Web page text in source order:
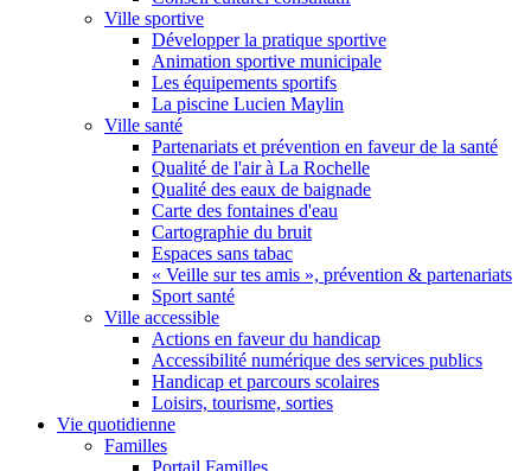
Ville sportive
Développer la pratique sportive
Animation sportive municipale
Les équipements sportifs
La piscine Lucien Maylin
Ville santé
Partenariats et prévention en faveur de la santé
Qualité de l'air à La Rochelle
Qualité des eaux de baignade
Carte des fontaines d'eau
Cartographie du bruit
Espaces sans tabac
« Veille sur tes amis », prévention & partenariats
Sport santé
Ville accessible
Actions en faveur du handicap
Accessibilité numérique des services publics
Handicap et parcours scolaires
Loisirs, tourisme, sorties
Vie quotidienne
Familles
Portail Familles